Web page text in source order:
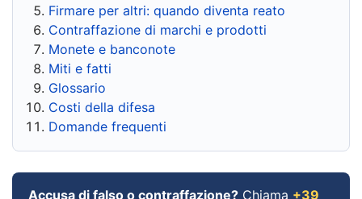
Firmare per altri: quando diventa reato
Contraffazione di marchi e prodotti
Monete e banconote
Miti e fatti
Glossario
Costi della difesa
Domande frequenti
Accusa di falso o contraffazione? Chiama +39